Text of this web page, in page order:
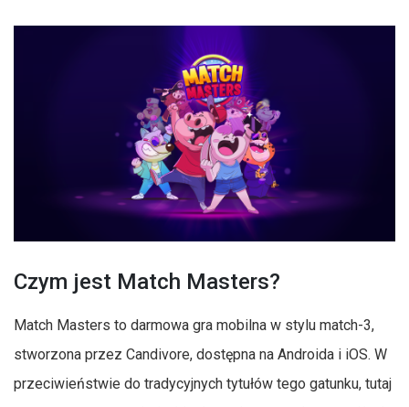
Czym jest Match Masters?
Match Masters to darmowa gra mobilna w stylu match-3,
stworzona przez Candivore, dostępna na Androida i iOS. W
przeciwieństwie do tradycyjnych tytułów tego gatunku, tutaj